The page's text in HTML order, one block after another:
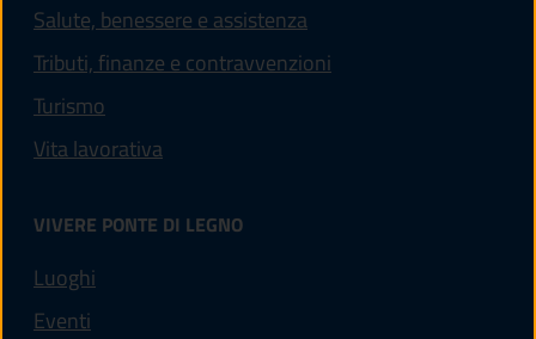
Salute, benessere e assistenza
Tributi, finanze e contravvenzioni
Turismo
Vita lavorativa
VIVERE PONTE DI LEGNO
Luoghi
Eventi